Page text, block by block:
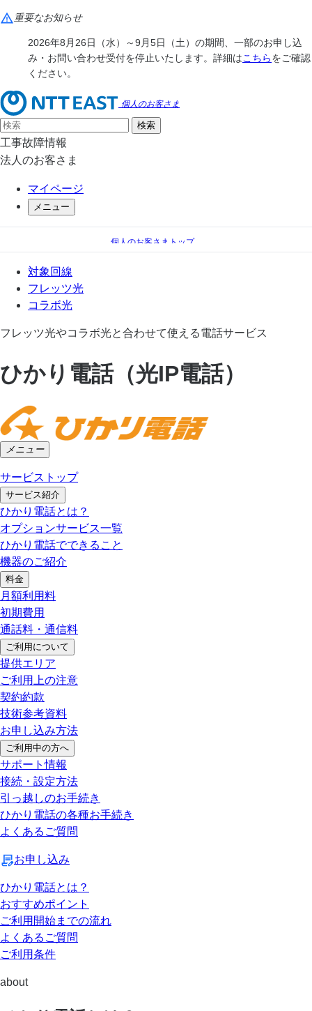
重要なお知らせ
2026年8月26日（水）～9月5日（土）の期間、一部のお申し込
み・お問い合わせ受付を停止いたします。詳細はこちらをご確認
ください。
個人のお客さま
工事故障情報
法人のお客さま
マイページ
メニュー
個人のお客さまトップ
電話
対象回線
フレッツ光
コラボ光
フレッツ光やコラボ光と合わせて使える電話サービス
ひかり電話（光IP電話）
メニュー
サービストップ
サービス紹介
ひかり電話とは？
オプションサービス一覧
ひかり電話でできること
機器のご紹介
料金
月額利用料
初期費用
通話料・通信料
ご利用について
提供エリア
ご利用上の注意
契約約款
技術参考資料
お申し込み方法
ご利用中の方へ
サポート情報
接続・設定方法
引っ越しのお手続き
ひかり電話の各種お手続き
よくあるご質問
お申し込み
ひかり電話とは？
おすすめポイント
ご利用開始までの流れ
よくあるご質問
ご利用条件
about